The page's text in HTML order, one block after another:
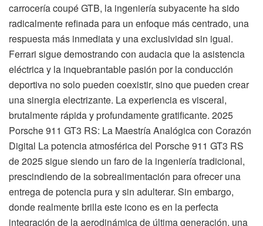
carrocería coupé GTB, la ingeniería subyacente ha sido
radicalmente refinada para un enfoque más centrado, una
respuesta más inmediata y una exclusividad sin igual.
Ferrari sigue demostrando con audacia que la asistencia
eléctrica y la inquebrantable pasión por la conducción
deportiva no solo pueden coexistir, sino que pueden crear
una sinergia electrizante. La experiencia es visceral,
brutalmente rápida y profundamente gratificante. 2025
Porsche 911 GT3 RS: La Maestría Analógica con Corazón
Digital La potencia atmosférica del Porsche 911 GT3 RS
de 2025 sigue siendo un faro de la ingeniería tradicional,
prescindiendo de la sobrealimentación para ofrecer una
entrega de potencia pura y sin adulterar. Sin embargo,
donde realmente brilla este icono es en la perfecta
integración de la aerodinámica de última generación, una